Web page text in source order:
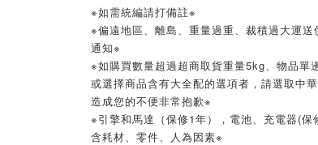
※如需統編請打備註※
※偏遠地區、離島、重量過重、裁積過大運送
通知※
※如購買數量超過超商取貨重量5kg、物品單
或選擇商品含有大全配的選項者，請選取中
造成您的不便非常抱歉※
※引擎和馬達（保修1年），電池、充電器(保
含耗材、零件、人為因素※